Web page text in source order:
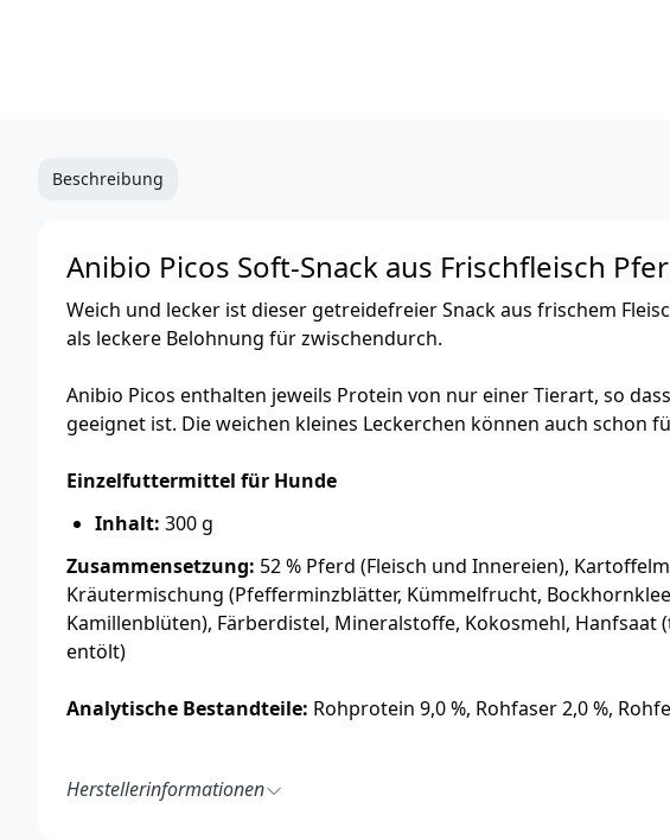
Beschreibung
Anibio Picos Soft-Snack aus Frischfleisch
Weich und lecker ist dieser getreidefreier Snack aus frischem
als leckere Belohnung für zwischendurch.
Anibio Picos enthalten jeweils Protein von nur einer Tierart, so
geeignet ist. Die weichen kleines Leckerchen können auch schon
Einzelfuttermittel für Hunde
Inhalt: 300 g
Zusammensetzung: 52 % Pferd (Fleisch und Innereien),
Kräutermischung (Pfefferminzblätter, Kümmelfrucht,
Kamillenblüten), Färberdistel, Mineralstoffe, Kokosmehl,
entölt)
Analytische Bestandteile: Rohprotein 9,0 %, Rohfaser 2,0 %,
Herstellerinformationen